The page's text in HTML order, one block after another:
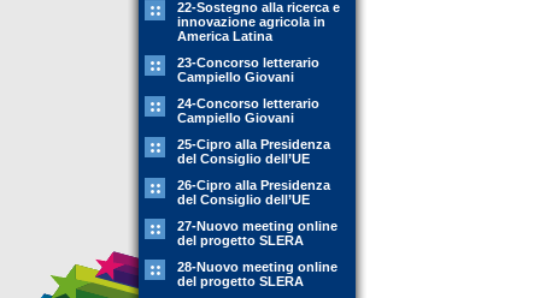
22-Sostegno alla ricerca e
innovazione agricola in
America Latina
23-Concorso letterario
Campiello Giovani
24-Concorso letterario
Campiello Giovani
25-Cipro alla Presidenza
del Consiglio dell’UE
26-Cipro alla Presidenza
del Consiglio dell’UE
27-Nuovo meeting online
del progetto SLERA
28-Nuovo meeting online
del progetto SLERA